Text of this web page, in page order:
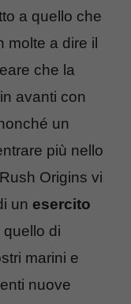
a quello che
a dire il
che la
avanti con
un
più nello
Origins vi
un esercito
di
marini e
nuove